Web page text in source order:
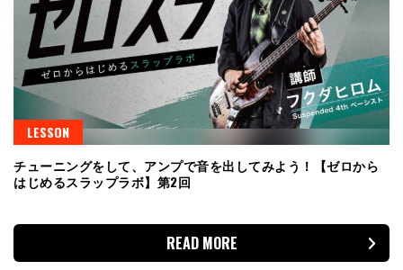
LESSON
チューニングをして、アンプで音を出してみよう！【ゼロから
はじめるスラップラボ】第2回
READ MORE